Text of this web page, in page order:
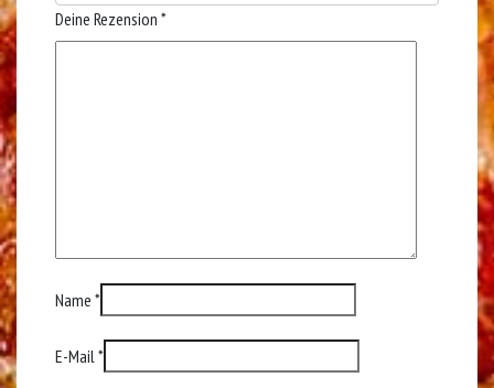
Deine Rezension *
Name *
E-Mail *